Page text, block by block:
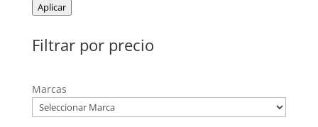
Aplicar
Filtrar por precio
Marcas